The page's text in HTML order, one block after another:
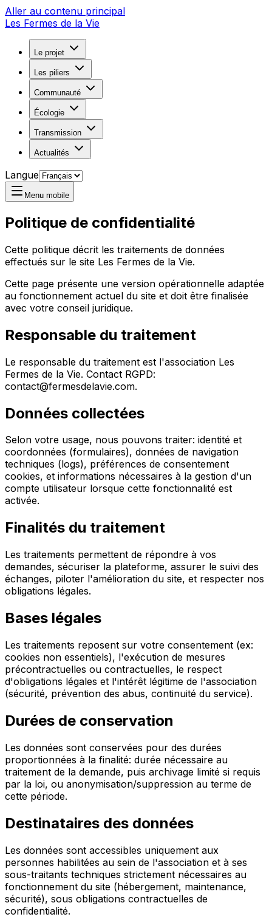
Aller au contenu principal
Les Fermes de la Vie
Le projet
Les piliers
Communauté
Écologie
Transmission
Actualités
Langue
Menu mobile
Politique de confidentialité
Cette politique décrit les traitements de données
effectués sur le site Les Fermes de la Vie.
Cette page présente une version opérationnelle adaptée
au fonctionnement actuel du site et doit être finalisée
avec votre conseil juridique.
Responsable du traitement
Le responsable du traitement est l'association Les
Fermes de la Vie. Contact RGPD:
contact@fermesdelavie.com.
Données collectées
Selon votre usage, nous pouvons traiter: identité et
coordonnées (formulaires), données de navigation
techniques (logs), préférences de consentement
cookies, et informations nécessaires à la gestion d'un
compte utilisateur lorsque cette fonctionnalité est
activée.
Finalités du traitement
Les traitements permettent de répondre à vos
demandes, sécuriser la plateforme, assurer le suivi des
échanges, piloter l'amélioration du site, et respecter nos
obligations légales.
Bases légales
Les traitements reposent sur votre consentement (ex:
cookies non essentiels), l'exécution de mesures
précontractuelles ou contractuelles, le respect
d'obligations légales et l'intérêt légitime de l'association
(sécurité, prévention des abus, continuité du service).
Durées de conservation
Les données sont conservées pour des durées
proportionnées à la finalité: durée nécessaire au
traitement de la demande, puis archivage limité si requis
par la loi, ou anonymisation/suppression au terme de
cette période.
Destinataires des données
Les données sont accessibles uniquement aux
personnes habilitées au sein de l'association et à ses
sous-traitants techniques strictement nécessaires au
fonctionnement du site (hébergement, maintenance,
sécurité), sous obligations contractuelles de
confidentialité.